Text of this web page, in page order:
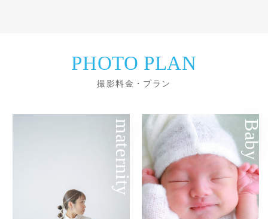
PHOTO PLAN
撮影料金・プラン
maternity Baby